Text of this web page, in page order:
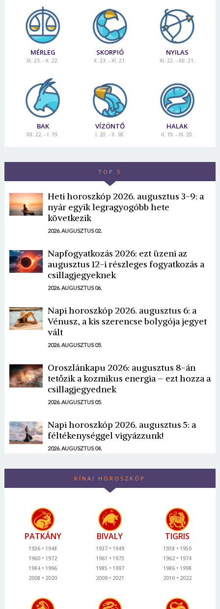
MÉRLEG
IX. 23. - X. 22.
SKORPIÓ
X. 23. - XI. 21.
NYILAS
XI. 22. - XII. 21.
BAK
XII. 22. - I. 19.
VÍZÖNTŐ
I. 20. - II. 18.
HALAK
II. 19. - III. 20.
TOP 5
Heti horoszkóp 2026. augusztus 3-9: a
nyár egyik legragyogóbb hete
következik
2026. AUGUSZTUS 02.
Napfogyatkozás 2026: ezt üzeni az
augusztus 12-i részleges fogyatkozás a
csillagjegyeknek
2026. AUGUSZTUS 06.
Napi horoszkóp 2026. augusztus 6: a
Vénusz, a kis szerencse bolygója jegyet
vált
2026. AUGUSZTUS 05.
Oroszlánkapu 2026: augusztus 8-án
tetőzik a kozmikus energia – ezt hozza a
csillagjegyednek
2026. AUGUSZTUS 05.
Napi horoszkóp 2026. augusztus 5: a
féltékenységgel vigyázzunk!
2026. AUGUSZTUS 04.
KÍNAI HOROSZKÓP
PATKÁNY
1936
1948
1960
1972
1984
1996
2008
2020
BIVALY
1937
1949
1961
1973
1985
1997
2009
2021
TIGRIS
1938
1950
1962
1974
1986
1998
2010
2022
Jelszó
Bejelentkezés